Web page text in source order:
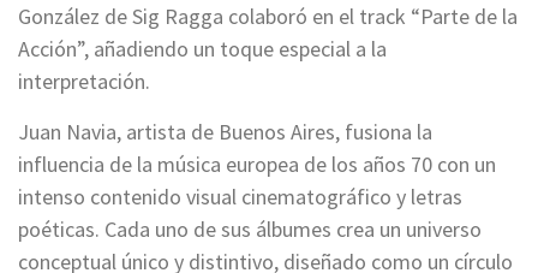
González de Sig Ragga colaboró en el track “Parte de la
Acción”, añadiendo un toque especial a la
interpretación.
Juan Navia, artista de Buenos Aires, fusiona la
influencia de la música europea de los años 70 con un
intenso contenido visual cinematográfico y letras
poéticas. Cada uno de sus álbumes crea un universo
conceptual único y distintivo, diseñado como un círculo